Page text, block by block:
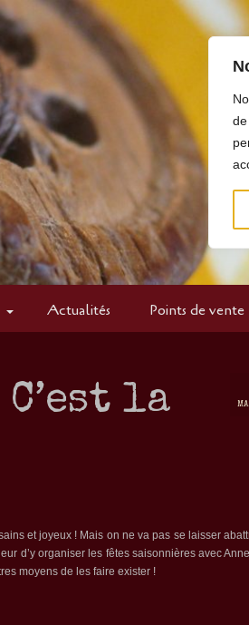
Actualités Points de vente
la
et joyeux ! Mais on ne va pas se laisser
d’y organiser les fêtes saisonnières avec
moyens de les faire exister !